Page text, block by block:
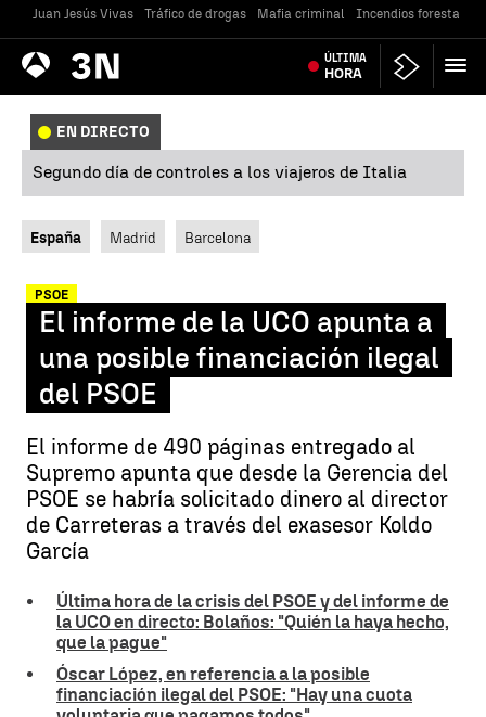
Juan Jesús Vivas Tráfico de drogas Mafia criminal Incendios forestales
Antena
3 Noticias ÚLTIMA
HORA
EN DIRECTO
Segundo día de controles a los viajeros de Italia
España Madrid Barcelona
PSOE
El informe de la UCO apunta a
una posible financiación ilegal
del PSOE
El informe de 490 páginas entregado al
Supremo apunta que desde la Gerencia del
PSOE se habría solicitado dinero al director
de Carreteras a través del exasesor Koldo
García
Última hora de la crisis del PSOE y del informe de
la UCO en directo: Bolaños: "Quién la haya hecho,
que la pague"
Óscar López, en referencia a la posible
financiación ilegal del PSOE: "Hay una cuota